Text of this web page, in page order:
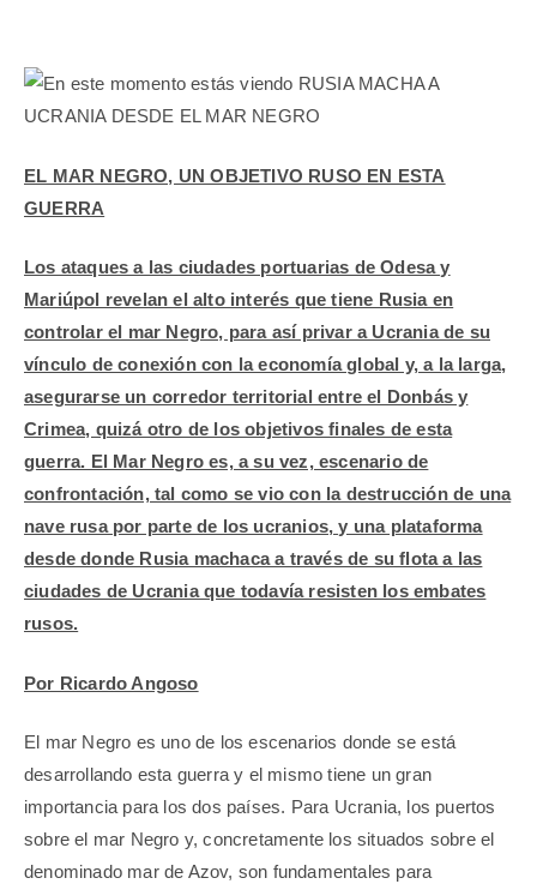
EL MAR NEGRO, UN OBJETIVO RUSO EN ESTA
GUERRA
Los ataques a las ciudades portuarias de Odesa y
Mariúpol revelan el alto interés que tiene Rusia en
controlar el mar Negro, para así privar a Ucrania de su
vínculo de conexión con la economía global y, a la larga,
asegurarse un corredor territorial entre el Donbás y
Crimea, quizá otro de los objetivos finales de esta
guerra. El Mar Negro es, a su vez, escenario de
confrontación, tal como se vio con la destrucción de una
nave rusa por parte de los ucranios, y una plataforma
desde donde Rusia machaca a través de su flota a las
ciudades de Ucrania que todavía resisten los embates
rusos.
Por Ricardo Angoso
El mar Negro es uno de los escenarios donde se está
desarrollando esta guerra y el mismo tiene un gran
importancia para los dos países. Para Ucrania, los puertos
sobre el mar Negro y, concretamente los situados sobre el
denominado mar de Azov, son fundamentales para